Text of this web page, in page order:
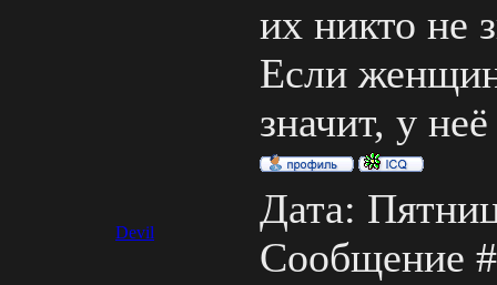
их никто не
Если
значит, у
Devil
Дата:
Сообщение